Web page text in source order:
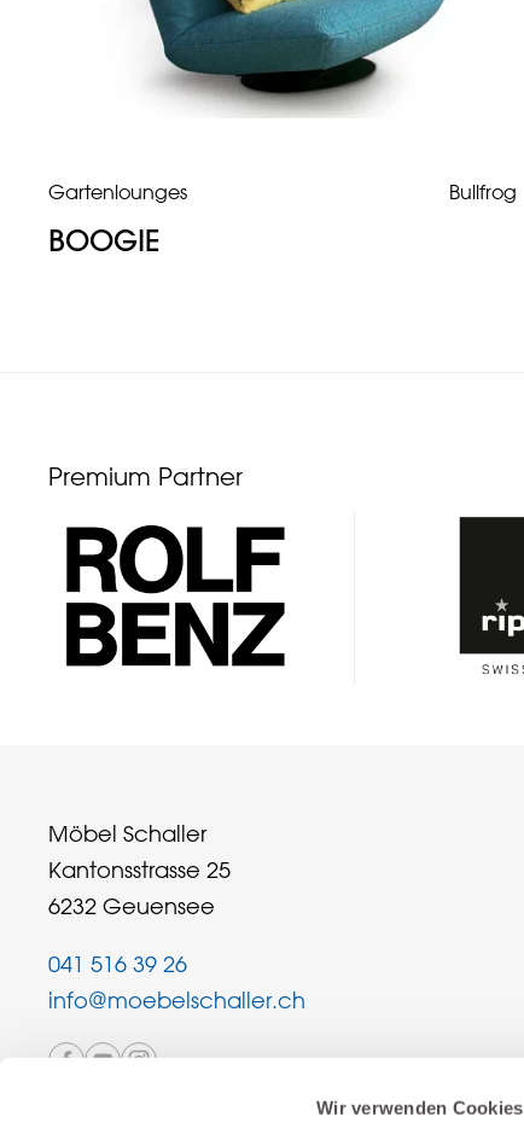
Wir verwenden Cookies
Gartenlounges Bullfrog
BOOGIE
Premium Partner
Möbel Schaller
Kantonsstrasse 25
6232 Geuensee
041 516 39 26
info@moebelschaller.ch